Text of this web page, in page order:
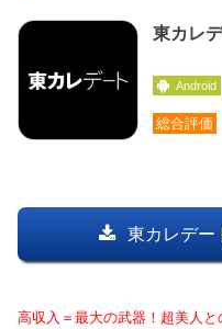
東カレ
Android
総合評価
東カレデー
高収入＝最大の武器！超美人